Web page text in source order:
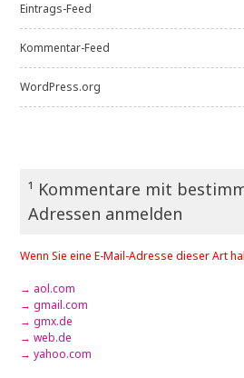
Eintrags-Feed
Kommentar-Feed
WordPress.org
¹ Kommentare mit
Adressen anmelden
Wenn Sie eine E-Mail-Adresse dieser Art
→ aol.com
→ gmail.com
→ gmx.de
→ web.de
→ yahoo.com